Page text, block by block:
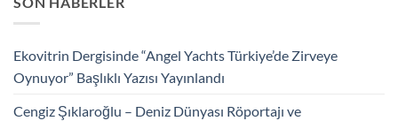
Ekovitrin Dergisinde “Angel Yachts Türkiye’de Zirveye
Oynuyor” Başlıklı Yazısı Yayınlandı
Cengiz Şıklaroğlu – Deniz Dünyası Röportajı ve